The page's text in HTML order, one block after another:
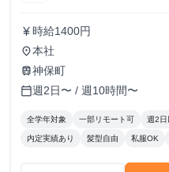
currency_yen 時給1400円
place本社
train神保町
calendar_today週2日〜 / 週10時間〜
全学年対象 一部リモート可 週2日
内定実績あり 髪型自由 私服OK